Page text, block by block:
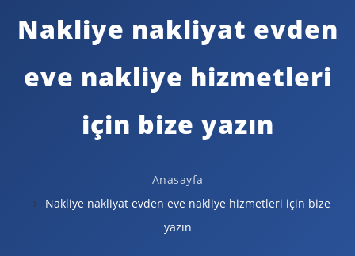
Nakliye nakliyat evden
eve nakliye hizmetleri
için bize yazın
Anasayfa
Nakliye nakliyat evden eve nakliye hizmetleri için bize
yazın